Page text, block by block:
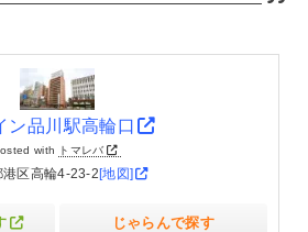
ン品川駅高輪口
with トマレバ
港区高輪4-23-2[地図]
じゃらんで探す